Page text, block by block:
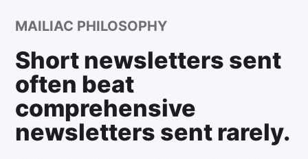
MAILIAC PHILOSOPHY
Short newsletters sent
often beat
comprehensive
newsletters sent rarely.